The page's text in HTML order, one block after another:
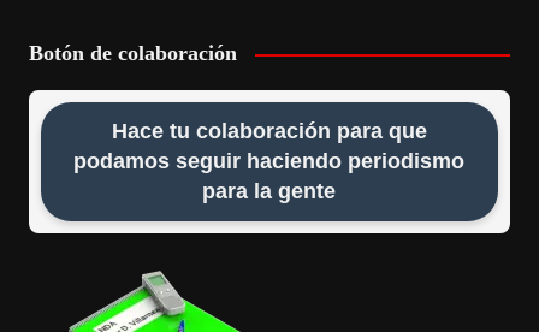
Botón de colaboración
Hace tu colaboración para que
podamos seguir haciendo periodismo
para la gente